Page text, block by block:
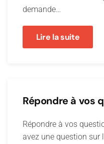
demande…
Lire la suite
Répondre à vos
Répondre à vos
avez une question sur